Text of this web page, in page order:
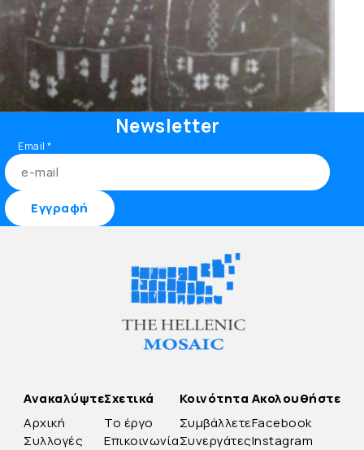
Newsletter
Email*
Ανακαλύψτε
Αρχική
Συλλογές
Σχετικά
Το έργο
Επικοινωνία
Κοινότητα
Συμβάλλετε
Συνεργάτες
Ακολουθήστε
Facebook
Instagram